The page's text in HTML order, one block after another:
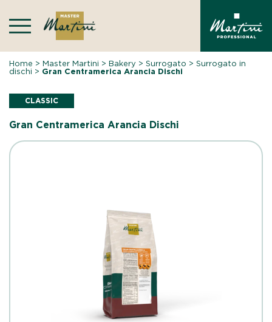
content
Home >Master Martini >Bakery >Surrogato >Surrogato in
dischi > Gran Centramerica Arancia Dischi
CLASSIC
Gran Centramerica Arancia Dischi